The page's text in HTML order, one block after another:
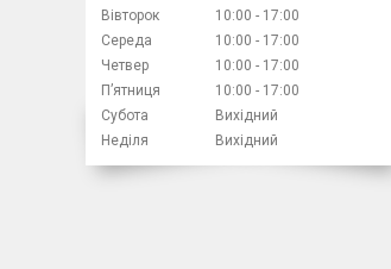
Вівторок
10:00
17:00
Середа
10:00
17:00
Четвер
10:00
17:00
Пʼятниця
10:00
17:00
Субота
Вихідний
Неділя
Вихідний